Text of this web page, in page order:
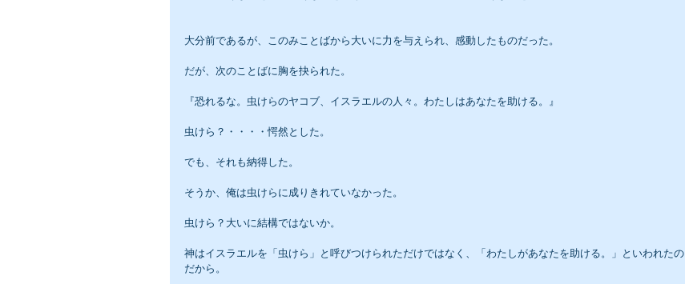
大分前であるが、このみことばから大いに力を与えられ、感動したものだった。
だが、次のことばに胸を抉られた。
『恐れるな。虫けらのヤコブ、イスラエルの人々。わたしはあなたを助ける。』
虫けら？・・・・愕然とした。
でも、それも納得した。
そうか、俺は虫けらに成りきれていなかった。
虫けら？大いに結構ではないか。
神はイスラエルを「虫けら」と呼びつけられただけではなく、「わたしがあなたを助ける。」といわれたの
だから。